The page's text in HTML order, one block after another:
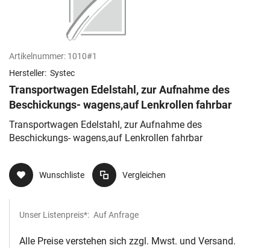
Artikelnummer: 1010#1
Hersteller: Systec
Transportwagen Edelstahl, zur Aufnahme des
Beschickungs- wagens,auf Lenkrollen fahrbar
Transportwagen Edelstahl, zur Aufnahme des
Beschickungs- wagens,auf Lenkrollen fahrbar
Wunschliste Vergleichen
Unser Listenpreis*: Auf Anfrage
Alle Preise verstehen sich zzgl. Mwst. und Versand.